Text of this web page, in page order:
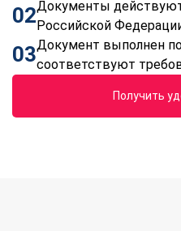
02Документы
Российской
03Документ выполнен
соответствуют
Получить